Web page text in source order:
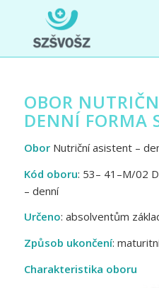
OBOR
DENNÍ FORMA
OborNutriční asistent –
Kód oboru: 53– 41–M/02
– denní
Určeno: absolventům
Způsob ukončení:
Charakteristika oboru